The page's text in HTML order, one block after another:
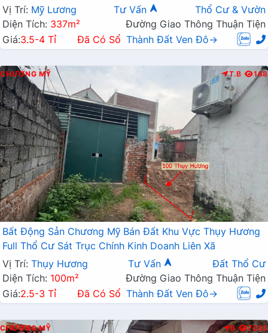
Vị Trí: Mỹ Lương Tư Vấn
Thổ Cư & Vườn
Diện Tích: 337m²
Đường Giao Thông Thuận Tiện
Giá:3.5-4 Tỉ Đã Có Sổ Thành Đất Ven Đô→
CHƯƠNG MỸ T.B 168
Bất Động Sản Chương Mỹ Bán Đất Khu Vực Thụy Hương
Full Thổ Cư Sát Trục Chính Kinh Doanh Liên Xã
Vị Trí: Thụy Hương Tư Vấn
Đất Thổ Cư
Diện Tích: 100m²
Đường Giao Thông Thuận Tiện
Giá:2.5-3 Tỉ Đã Có Sổ Thành Đất Ven Đô→
CHƯƠNG MỸ B 7033